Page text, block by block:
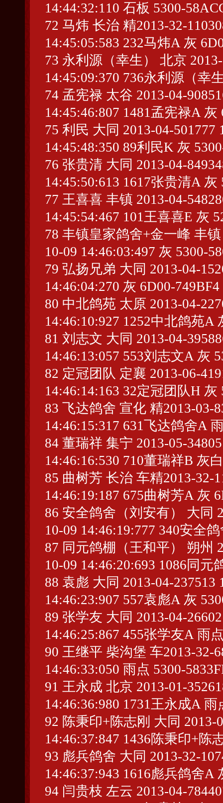
14:44:32:110 石板 5300-
72 马炜 长治 精2013-32-
14:45:05:583 232马炜A 灰
73 永利源（幸生） 北京
14:45:09:370 736永利源（幸
74 孟宪禄 太谷 2013-04-
14:45:46:807 1481孟宪禄A 灰
75 利民 大同 2013-04-501777
14:45:48:350 89利民K 灰
76 张贵清 大同 2013-04-
14:45:50:613 1617张贵清A 灰
77 王喜喜 丰镇 2013-04-
14:45:54:467 101王喜喜E 灰
78 丰镇皇家鸽舍+金一峰 丰镇
10-09 14:46:03:497 灰 5300-
79 弘扬兄弟 大同 2013-04-
14:46:04:270 灰 6D00-749BF4
80 中北鸽苑 太原 2013-04-
14:46:10:927 1252中北鸽苑A
81 刘志文 大同 2013-04-
14:46:13:057 553刘志文A 灰
82 定冠团队 定襄 2013-06-
14:46:14:163 32定冠团队H 灰
83 飞达鸽舍 宣化 精2013-03-
14:46:15:317 631飞达鸽舍A
84 董瑞祥 集宁 2013-05-
14:46:16:530 710董瑞祥B 灰
85 曲树芳 长治 车精2013-32-
14:46:19:187 675曲树芳A 灰
86 安全鸽舍（刘安有） 大同
10-09 14:46:19:777 340安全
87 同元鸽棚（王和平） 朔州
10-09 14:46:20:693 1086同
88 袁彪 大同 2013-04-237513
14:46:23:907 557袁彪A 灰
89 张学友 大同 2013-04-
14:46:25:867 455张学友A 雨
90 王继平 柴沟堡 车2013-32-
14:46:33:050 雨点 5300-
91 王永成 北京 2013-01-
14:46:36:980 1731王永成A 雨
92 陈秉印+陈志刚 大同 2013-
14:46:37:847 1436陈秉印+陈
93 彪兵鸽舍 大同 2013-32-
14:46:37:943 1616彪兵鸽舍A
94 闫贵枝 左云 2013-04-